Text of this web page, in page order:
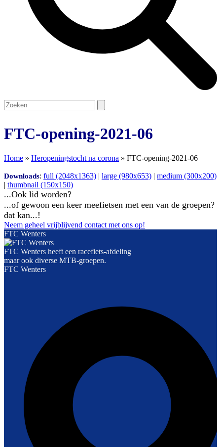
Open
mobile
Close
mobile
Search
FTC-opening-2021-06
Home » Heropeningstocht na corona » FTC-opening-2021-06
Downloads: full (2048x1363) | large (980x653) | medium (300x200)
| thumbnail (150x150)
...Ook lid worden?
...of gewoon een keer meefietsen met een van de groepen?
dat kan...!
Neem geheel vrijblijvend contact met ons op!
FTC Wenters
FTC Wenters heeft een racefiets-afdeling
maar ook diverse MTB-groepen.
FTC Wenters